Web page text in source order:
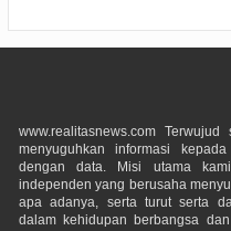
www.realitasnews.com
menyuguhkan informasi
dengan data. Misi utama
independen yang berusaha
apa adanya, serta turut serta
dalam kehidupan berbangsa